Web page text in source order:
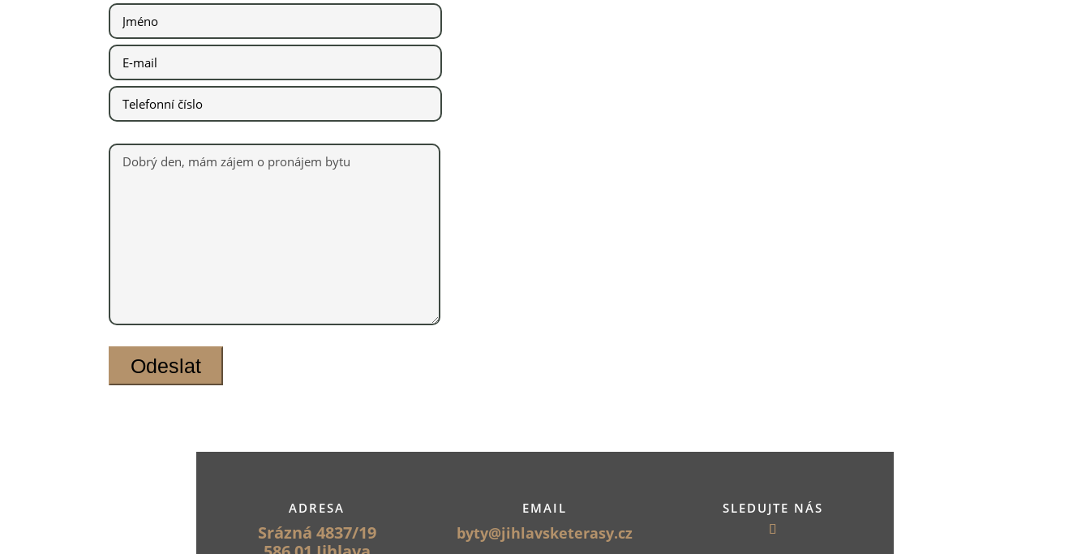
ADRESA
Srázná 4837/19
EMAIL
byty@jihlavsketerasy.cz
SLEDUJTE NÁS